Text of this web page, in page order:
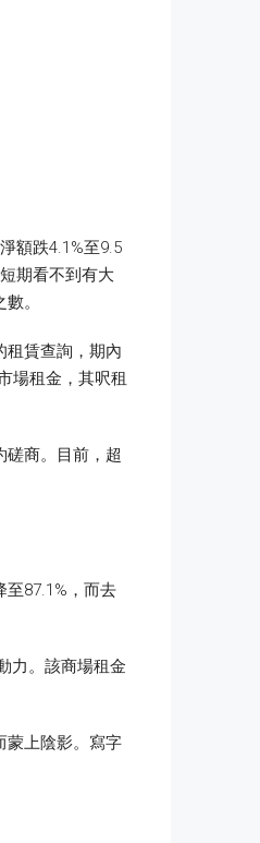
額跌4.1%至9.5
期看不到有大
。
租賃查詢，期內
場租金，其呎租
商。目前，超
87.1%，而去
力。該商場租金
蒙上陰影。寫字